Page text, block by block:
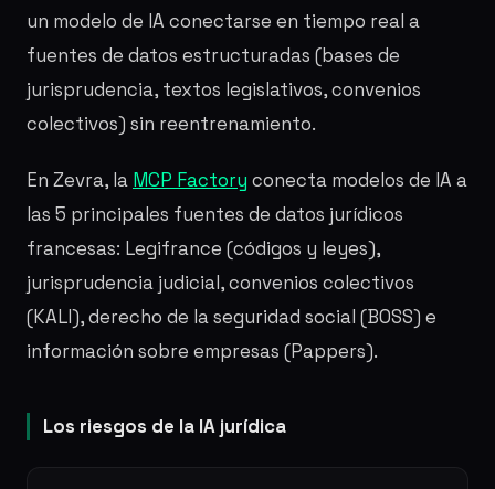
un modelo de IA conectarse en tiempo real a
fuentes de datos estructuradas (bases de
jurisprudencia, textos legislativos, convenios
colectivos) sin reentrenamiento.
En Zevra, la MCP Factory conecta modelos de IA a
las 5 principales fuentes de datos jurídicos
francesas: Legifrance (códigos y leyes),
jurisprudencia judicial, convenios colectivos
(KALI), derecho de la seguridad social (BOSS) e
información sobre empresas (Pappers).
Los riesgos de la IA jurídica